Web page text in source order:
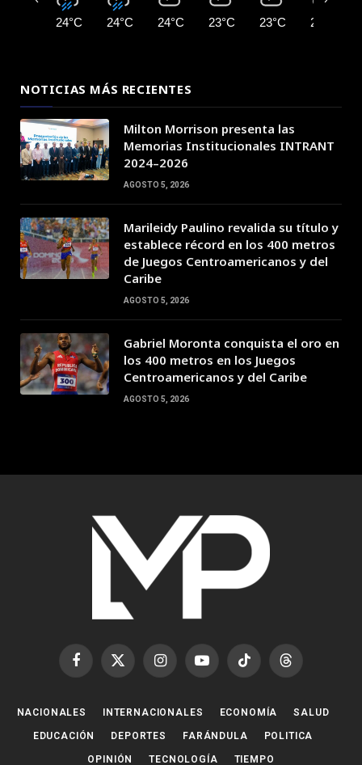
24°C 24°C 24°C 23°C 23°C 23°C
NOTICIAS MÁS RECIENTES
Milton Morrison presenta las
Memorias Institucionales INTRANT
2024–2026
AGOSTO 5, 2026
Marileidy Paulino revalida su título y
establece récord en los 400 metros
de Juegos Centroamericanos y del
Caribe
AGOSTO 5, 2026
Gabriel Moronta conquista el oro en
los 400 metros en los Juegos
Centroamericanos y del Caribe
AGOSTO 5, 2026
Facebook
X
InstagramYouTubeTikTok Threads
NACIONALES INTERNACIONALES ECONOMÍA SALUD
EDUCACIÓN DEPORTES FARÁNDULA POLITICA
OPINIÓN TECNOLOGÍA TIEMPO